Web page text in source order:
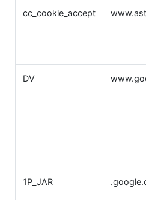
cc_cookie_accept
DV
1P_JAR